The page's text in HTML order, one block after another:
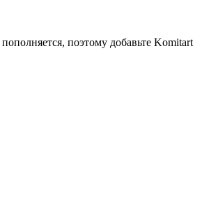
поэтому добавьте Komitart